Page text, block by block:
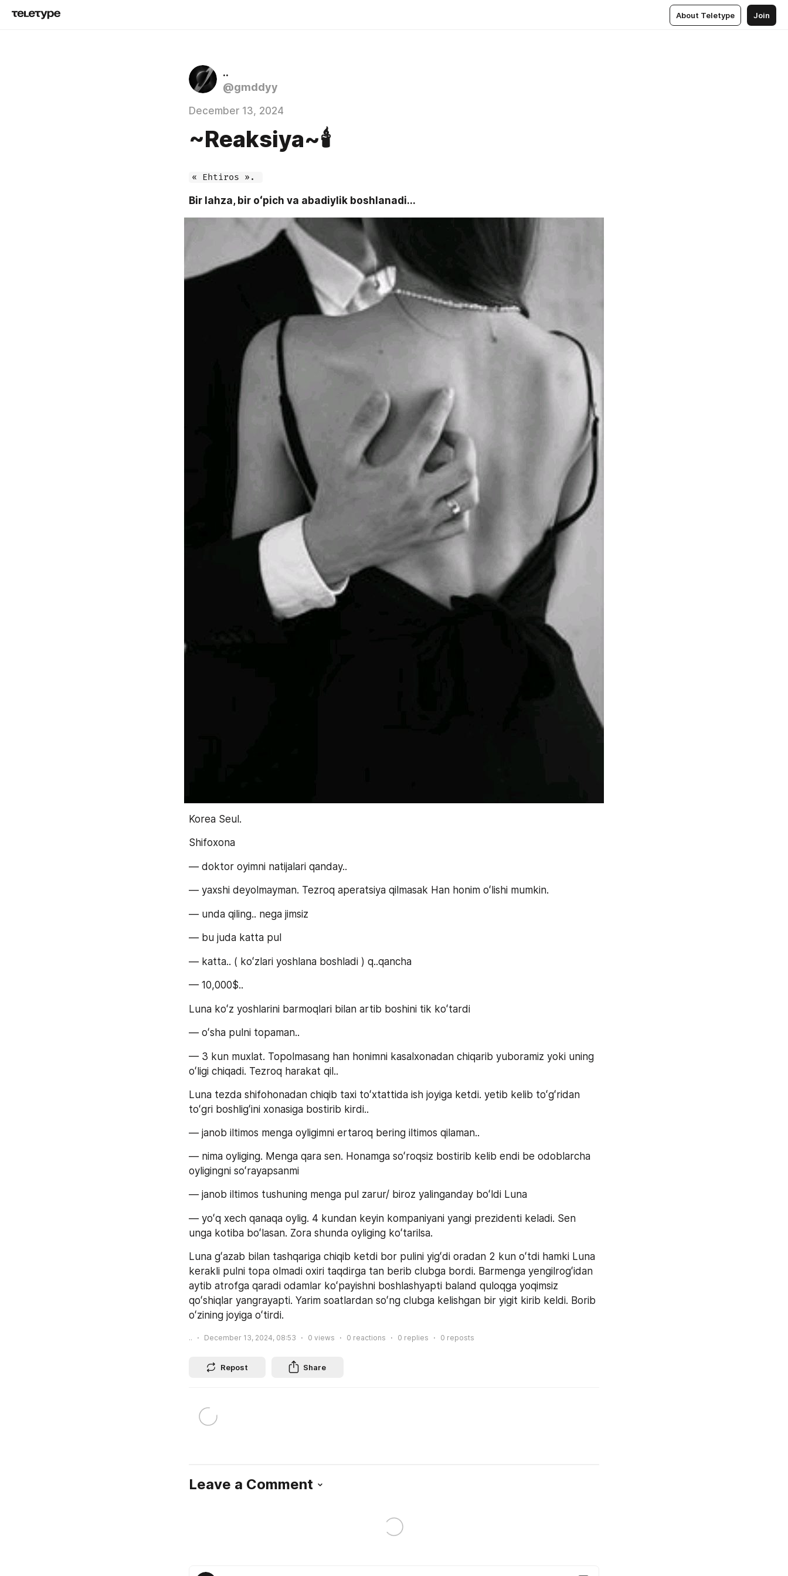
About Teletype Join
..
@gmddyy
December 13, 2024
~Reaksiya~🕯
« Ehtiros ».
Bir lahza, bir oʻpich va abadiylik boshlanadi...
Korea Seul.
Shifoxona
— doktor oyimni natijalari qanday..
— yaxshi deyolmayman. Tezroq aperatsiya qilmasak Han honim oʻlishi mumkin.
— unda qiling.. nega jimsiz
— bu juda katta pul
— katta.. ( koʻzlari yoshlana boshladi ) q..qancha
— 10,000$..
Luna koʻz yoshlarini barmoqlari bilan artib boshini tik koʻtardi
— oʻsha pulni topaman..
— 3 kun muxlat. Topolmasang han honimni kasalxonadan chiqarib yuboramiz yoki uning
oʻligi chiqadi. Tezroq harakat qil..
Luna tezda shifohonadan chiqib taxi toʻxtattida ish joyiga ketdi. yetib kelib toʻgʻridan
toʻgri boshligʻini xonasiga bostirib kirdi..
— janob iltimos menga oyligimni ertaroq bering iltimos qilaman..
— nima oyliging. Menga qara sen. Honamga soʻroqsiz bostirib kelib endi be odoblarcha
oyligingni soʻrayapsanmi
— janob iltimos tushuning menga pul zarur/ biroz yalinganday boʻldi Luna
— yoʻq xech qanaqa oylig. 4 kundan keyin kompaniyani yangi prezidenti keladi. Sen
unga kotiba boʻlasan. Zora shunda oyliging koʻtarilsa.
Luna gʻazab bilan tashqariga chiqib ketdi bor pulini yigʻdi oradan 2 kun oʻtdi hamki Luna
kerakli pulni topa olmadi oxiri taqdirga tan berib clubga bordi. Barmenga yengilrogʻidan
aytib atrofga qaradi odamlar koʻpayishni boshlashyapti baland quloqga yoqimsiz
qoʻshiqlar yangrayapti. Yarim soatlardan soʻng clubga kelishgan bir yigit kirib keldi. Borib
oʻzining joyiga oʻtirdi.
.. December 13, 2024, 08:53 0 views 0 reactions 0 replies 0 reposts
Repost Share
Leave a Comment